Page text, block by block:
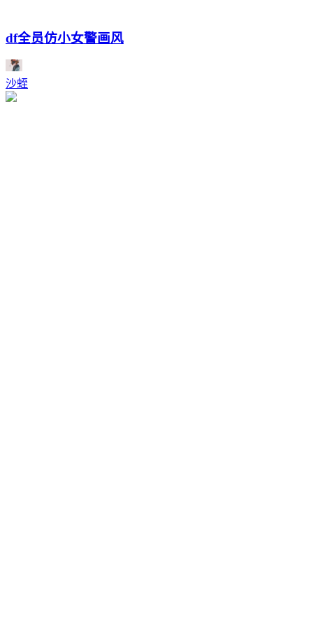
df全员仿小女警画风
沙蛭